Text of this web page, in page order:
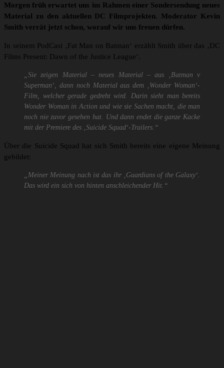
Morgen früh erwartet uns im Rahmen einer Sondersendung neues
Material zu den aktuellen DC Filmprojekten. Moderator Kevin
Smith verrät jetzt schon, worauf wir uns freuen dürfen.
In seinem PodCast ‚Fat Man on Batman‘ erzählt Smith über das ‚DC
Films Present: Dawn of the Justice League‘.
„Sie zeigen Material – neues Material – aus ‚Batman v
Superman‘, dann noch Material aus dem ‚Wonder Woman‘-
Film, welcher gerade gedreht wird. Darin sieht man bereits
Wonder Woman in Action und wie sie Sachen macht, die man
noch nie zuvor gesehen hat. Und dann endet die ganze Kacke
mit der Premiere des ‚Suicide Squad‘-Trailers.“
Über die Suicide Squad hat sich Smith bereits eine eigene Meinung
gebildet:
„Meiner Meinung nach ist das ihr ‚Guardians of the Galaxy‘.
Das wird ein sich von hinten anschleichender Hit.“